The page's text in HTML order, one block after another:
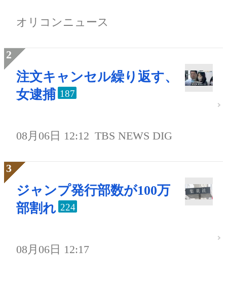
オリコンニュース
注文キャンセル繰り返す、
女逮捕 187
08月06日 12:12 TBS NEWS DIG
ジャンプ発行部数が100万
部割れ 224
08月06日 12:17